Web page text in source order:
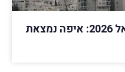
מפת ההזדמנויות של ישראל 2026: איפה נמצאת